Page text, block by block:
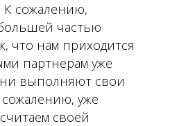
К сожалению,
частью
что нам приходится
партнерам уже
выполняют свои
сожалению, уже
своей